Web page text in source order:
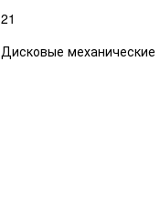
21
Дисковые механические